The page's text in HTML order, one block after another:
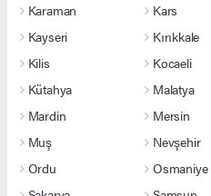
Karaman
Kars
Kayseri
Kırıkkale
Kilis
Kocaeli
Kütahya
Malatya
Mardin
Mersin
Muş
Nevşehir
Ordu
Osmaniye